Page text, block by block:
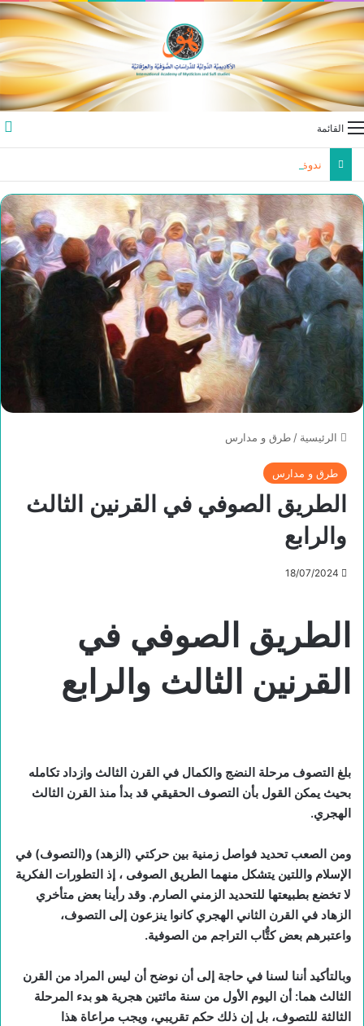
القائمة
الرئيسية /طرق و مدارس
طرق و مدارس
الطريق الصوفي في القرنين الثالث
والرابع
18/07/2024
الطريق الصوفي في
القرنين الثالث والرابع
بلغ التصوف مرحلة النضج والكمال في القرن الثالث وازداد تكامله
بحيث يمكن القول بأن التصوف الحقيقي قد بدأ منذ القرن الثالث
الهجري.
ومن الصعب تحديد فواصل زمنية بين حركتي (الزهد) و(التصوف) في
الإسلام واللتين يتشكل منهما الطريق الصوفى ، إذ التطورات الفكرية
لا تخضع بطبيعتها للتحديد الزمني الصارم. وقد رأينا بعض متأخري
الزهاد في القرن الثاني الهجري كانوا ينزعون إلى التصوف،
واعتبرهم بعض كتُّاب التراجم من الصوفية.
وبالتأكيد أننا لسنا في حاجة إلى أن نوضح أن ليس المراد من القرن
الثالث هما: أن اليوم الأول من سنة مائتين هجرية هو بدء المرحلة
الثالثة للتصوف، بل إن ذلك حكم تقريبي، ويجب مراعاة هذا